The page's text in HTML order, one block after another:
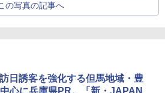
の写真の記事へ
日誘客を強化する但馬地域・豊
心に兵庫県PR。「新・JAPAN